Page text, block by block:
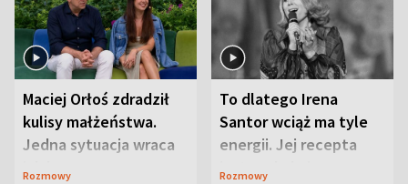
Maciej Orłoś zdradził
kulisy małżeństwa.
Jedna sytuacja wraca
jak bumerang
Rozmowy
To dlatego Irena
Santor wciąż ma tyle
energii. Jej recepta
jest zaskakująco
Rozmowy